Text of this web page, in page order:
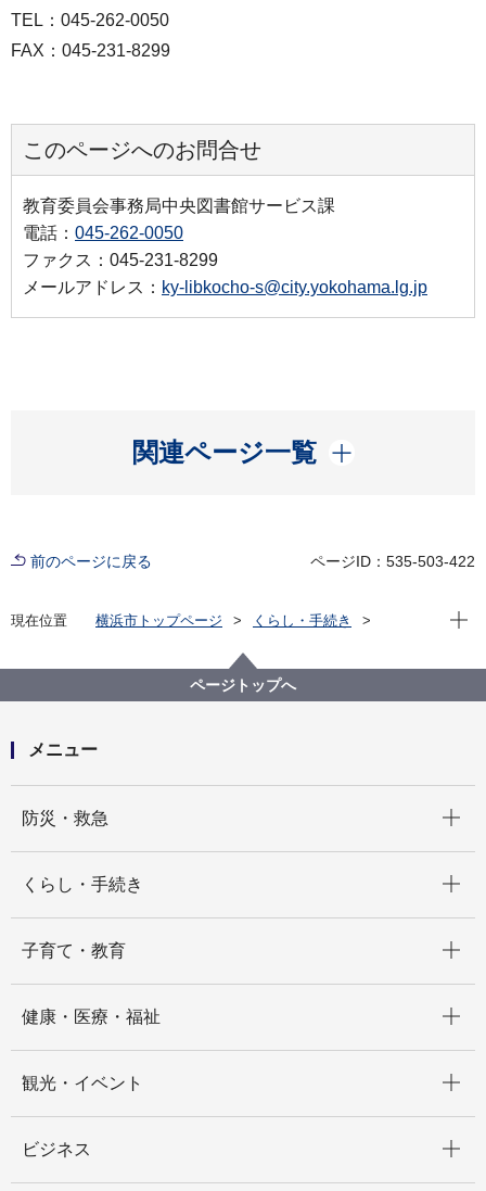
TEL：045-262-0050
FAX：045-231-8299
このページへのお問合せ
教育委員会事務局中央図書館サービス課
電話： 045-262-0050
ファクス：045-231-8299
メールアドレス： ky-libkocho-s@city.yokohama.lg.jp
関連ページ一覧
開く
前のページに戻る ページID：535-503-422
現在位置 横浜市トップページ
くらし・手続き
県外の図書館関係者の皆さまへ（相互貸借のご案内）
現在
ページトップへ
メニュー
防災・救急
くらし・手続き
子育て・教育
健康・医療・福祉
観光・イベント
ビジネス